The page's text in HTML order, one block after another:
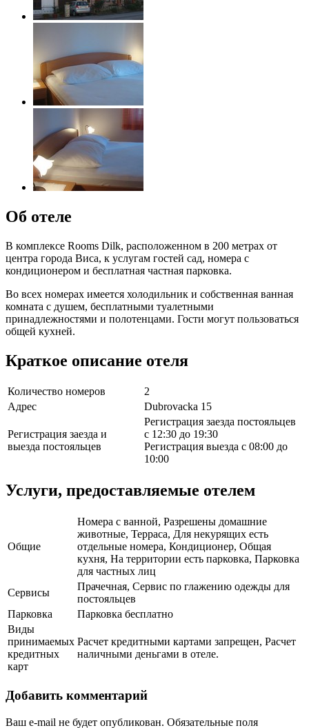
Об отеле
В комплексе Rooms Dilk, расположенном в 200 метрах от
центра города Виса, к услугам гостей сад, номера с
кондиционером и бесплатная частная парковка.
Во всех номерах имеется холодильник и собственная ванная
комната с душем, бесплатными туалетными
принадлежностями и полотенцами. Гости могут пользоваться
общей кухней.
Краткое описание отеля
Количество номеров
2
Адрес
Dubrovacka 15
Регистрация заезда и
выезда постояльцев
Регистрация заезда постояльцев
с 12:30 до 19:30
Регистрация выезда с 08:00 до
10:00
Услуги, предоставляемые отелем
Общие
Номера с ванной, Разрешены домашние
животные, Терраса, Для некурящих есть
отдельные номера, Кондиционер, Общая
кухня, На территории есть парковка, Парковка
для частных лиц
Сервисы
Прачечная, Сервис по глажению одежды для
постояльцев
Парковка
Парковка бесплатно
Виды
принимаемых
кредитных
карт
Расчет кредитными картами запрещен, Расчет
наличными деньгами в отеле.
Добавить комментарий
Ваш e-mail не будет опубликован. Обязательные поля